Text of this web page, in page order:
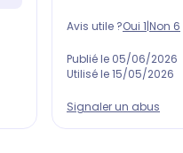
Avis utile ?Oui 1|Non 6
Publié le 05/06/2026
Utilisé le15/05/2026
Signaler un abus